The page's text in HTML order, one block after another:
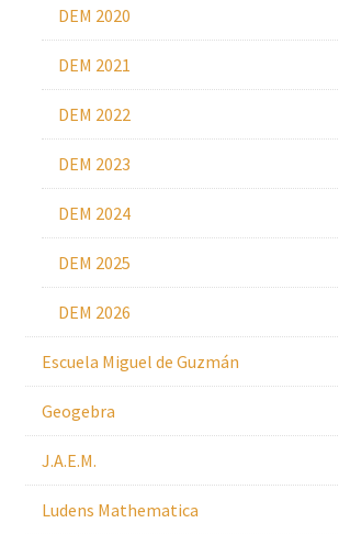
DEM 2020
DEM 2021
DEM 2022
DEM 2023
DEM 2024
DEM 2025
DEM 2026
Escuela Miguel de Guzmán
Geogebra
J.A.E.M.
Ludens Mathematica